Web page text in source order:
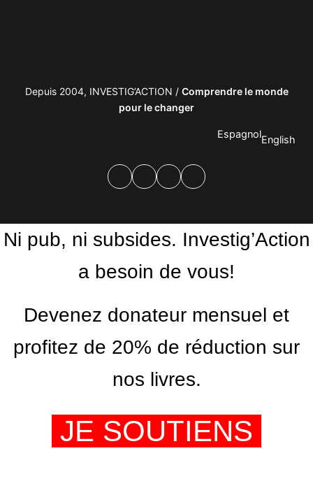
Depuis 2004, INVESTIG’ACTION / Comprendre le monde
pour le changer
EspagnolEnglish
Ni pub, ni subsides. Investig’Action
a besoin de vous!
Devenez donateur mensuel et
profitez de 20% de réduction sur
nos livres.
JE SOUTIENS